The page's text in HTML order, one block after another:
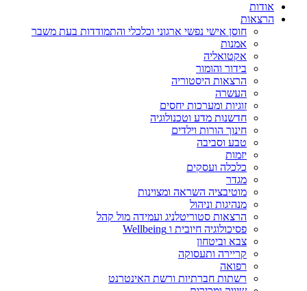
אודות
הרצאות
חוסן אישי נפשי ארגוני וכלכלי והתמודדות בעת משבר
אמנות
אקטואליה
בידור והומור
הרצאות היסטוריה
העשרה
זוגיות ומערכות יחסים
חדשנות מדע וטכנולוגיה
חינוך הורות וילדים
טבע וסביבה
יזמות
כלכלה ועסקים
מגדר
מוטיבציה השראה ומצוינות
מנהיגות וניהול
הרצאות סטוריטלניג ועמידה מול קהל
פסיכולוגיה חיובית ו Wellbeing
צבא וביטחון
קריירה ותעסוקה
רפואה
רשתות חברתיות ורשת האינטרנט